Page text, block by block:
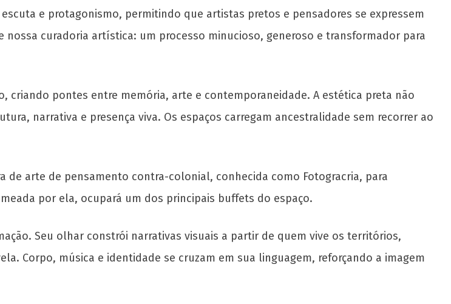
e protagonismo, permitindo que artistas pretos e pensadores se expressem
curadoria artística: um processo minucioso, generoso e transformador para
criando pontes entre memória, arte e contemporaneidade. A estética preta não
narrativa e presença viva. Os espaços carregam ancestralidade sem recorrer ao
arte de pensamento contra-colonial, conhecida como Fotogracria, para
por ela, ocupará um dos principais buffets do espaço.
Seu olhar constrói narrativas visuais a partir de quem vive os territórios,
Corpo, música e identidade se cruzam em sua linguagem, reforçando a imagem